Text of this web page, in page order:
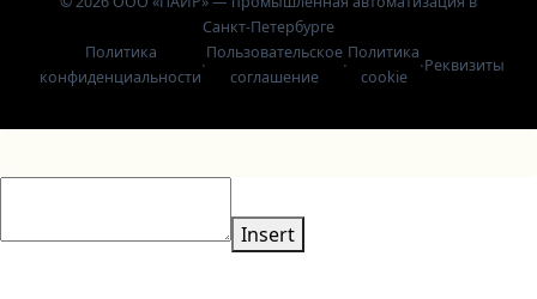
Санкт-Петербурге
Политика
конфиденциальности
·
Пользовательское
соглашение
·
Политика
cookie
·Реквизиты
Insert